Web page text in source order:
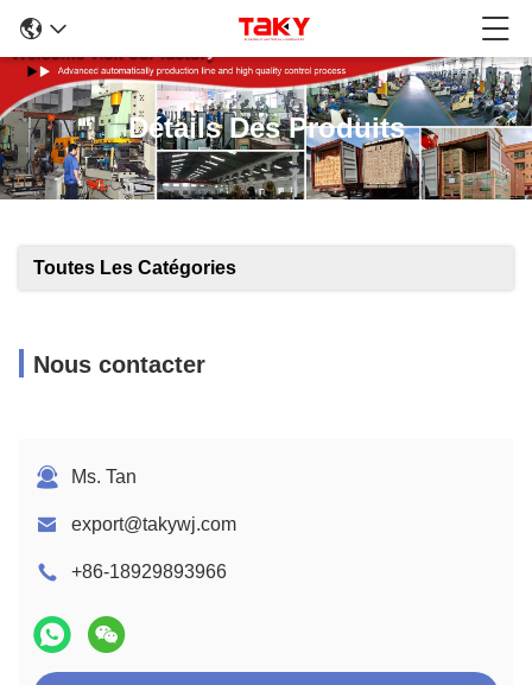
Détails Des Produits
Toutes Les Catégories
Nous contacter
Ms. Tan
export@takywj.com
+86-18929893966